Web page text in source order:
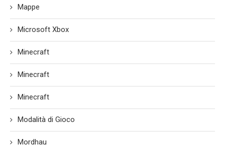
Mappe
Microsoft Xbox
Minecraft
Minecraft
Minecraft
Modalità di Gioco
Mordhau